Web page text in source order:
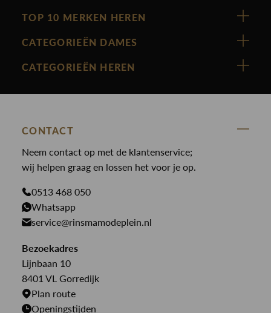
TOP 10 MERKEN HEREN
Vanguard
Cast Iron
Paul en Shark
Genti
PME Legend
Butcher of Blue
Bekijk alle merken >
CATEGORIEËN DAMES
Nieuw binnen
Blouses
Broeken
Gilets
Jassen
Jeans
Jumpsuits
Jurken
Rokken
CATEGORIEËN HEREN
Broeken
Colberts
Giftcards
Jassen
Overhemden
Truien
T-shirts
CONTACT
Neem contact op met de klantenservice;
wij helpen graag en lossen het voor je op.
0513 468 050
Whatsapp
service@rinsmamodeplein.nl
Bezoekadres
Lijnbaan 10
8401 VL Gorredijk
Plan route
Openingstijden